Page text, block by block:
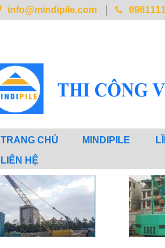
info@mindipile.com
TRANG CHỦ MINDIPILE
LIÊN HỆ